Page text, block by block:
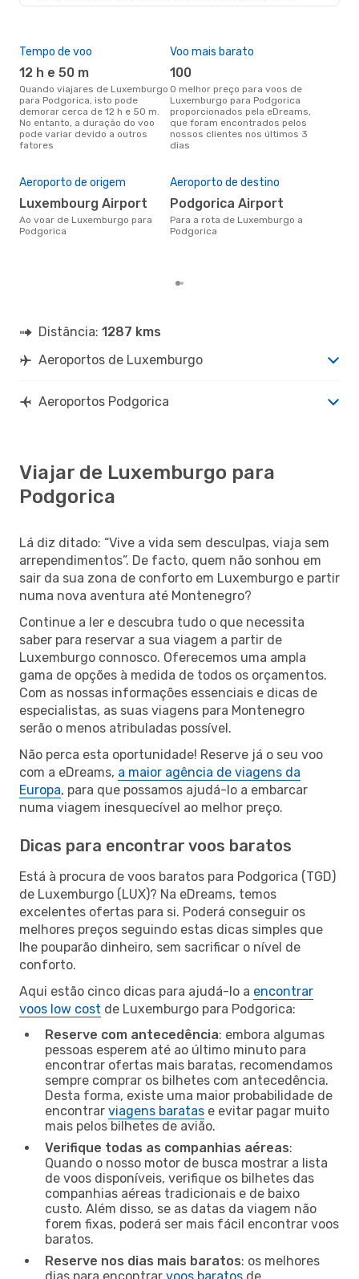
Tempo de voo
12 h e 50 m
Quando viajares de Luxemburgo
para Podgorica, isto pode
demorar cerca de 12 h e 50 m.
No entanto, a duração do voo
pode variar devido a outros
fatores
Voo mais barato
100
O melhor preço para voos de
Luxemburgo para Podgorica
proporcionados pela eDreams,
que foram encontrados pelos
nossos clientes nos últimos 3
dias
Aeroporto de origem
Luxembourg Airport
Ao voar de Luxemburgo para
Podgorica
Aeroporto de destino
Podgorica Airport
Para a rota de Luxemburgo a
Podgorica
Distância: 1287 kms
Aeroportos de Luxemburgo
Aeroportos Podgorica
Viajar de Luxemburgo para
Podgorica
Lá diz ditado: “Vive a vida sem desculpas, viaja sem
arrependimentos”. De facto, quem não sonhou em
sair da sua zona de conforto em Luxemburgo e partir
numa nova aventura até Montenegro?
Continue a ler e descubra tudo o que necessita
saber para reservar a sua viagem a partir de
Luxemburgo connosco. Oferecemos uma ampla
gama de opções à medida de todos os orçamentos.
Com as nossas informações essenciais e dicas de
especialistas, as suas viagens para Montenegro
serão o menos atribuladas possível.
Não perca esta oportunidade! Reserve já o seu voo
com a eDreams, a maior agência de viagens da
Europa, para que possamos ajudá-lo a embarcar
numa viagem inesquecível ao melhor preço.
Dicas para encontrar voos baratos
Está à procura de voos baratos para Podgorica (TGD)
de Luxemburgo (LUX)? Na eDreams, temos
excelentes ofertas para si. Poderá conseguir os
melhores preços seguindo estas dicas simples que
lhe pouparão dinheiro, sem sacrificar o nível de
conforto.
Aqui estão cinco dicas para ajudá-lo a encontrar
voos low cost de Luxemburgo para Podgorica:
Reserve com antecedência: embora algumas
pessoas esperem até ao último minuto para
encontrar ofertas mais baratas, recomendamos
sempre comprar os bilhetes com antecedência.
Desta forma, existe uma maior probabilidade de
encontrar viagens baratas e evitar pagar muito
mais pelos bilhetes de avião.
Verifique todas as companhias aéreas:
Quando o nosso motor de busca mostrar a lista
de voos disponíveis, verifique os bilhetes das
companhias aéreas tradicionais e de baixo
custo. Além disso, se as datas da viagem não
forem fixas, poderá ser mais fácil encontrar voos
baratos.
Reserve nos dias mais baratos: os melhores